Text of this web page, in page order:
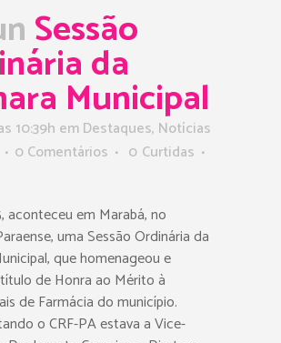
Sessão
da
Municipal
10:39h emDestaques, Notícias
0 Comentários 0 Curtidas
aconteceu em Marabá, no
uma Sessão Ordinária da
que homenageou e
de Honra ao Mérito à
de Farmácia do município.
o CRF-PA estava a Vice-